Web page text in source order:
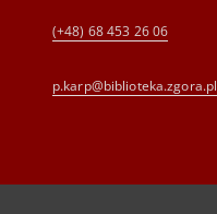
(+48) 68 453 26 06
p.karp@biblioteka.zgora.pl